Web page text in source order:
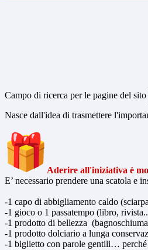
Campo di ricerca per le pagine del sito
Nasce dall'idea di trasmettere
Aderire all'iniziativa è
E’ necessario prendere una scatola e
-1 capo di abbigliamento caldo
-1 gioco o 1 passatempo (libro,
-1 prodotto di bellezza
-1 prodotto dolciario a lunga
-1 biglietto con parole gentili… perché